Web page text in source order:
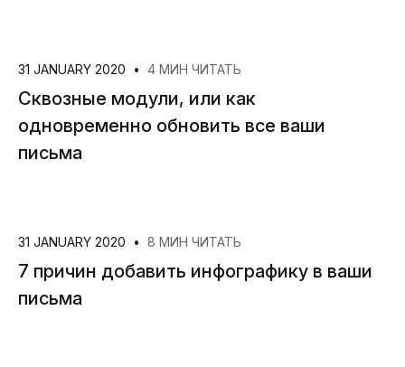
31 JANUARY 2020 • 4 МИН ЧИТАТЬ
Сквозные модули, или как
одновременно обновить все ваши
письма
31 JANUARY 2020 • 8 МИН ЧИТАТЬ
7 причин добавить инфографику в ваши
письма